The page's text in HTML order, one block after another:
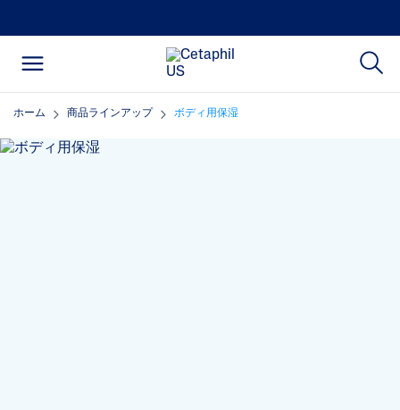
ホーム 商品ラインアップ ボディ用保湿